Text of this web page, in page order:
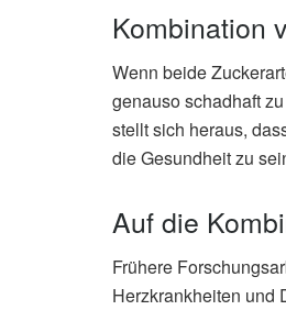
Kombination
Wenn beide
genauso schadhaft
stellt sich heraus,
die Gesundheit zu
Auf die
Frühere
Herzkrankheiten und